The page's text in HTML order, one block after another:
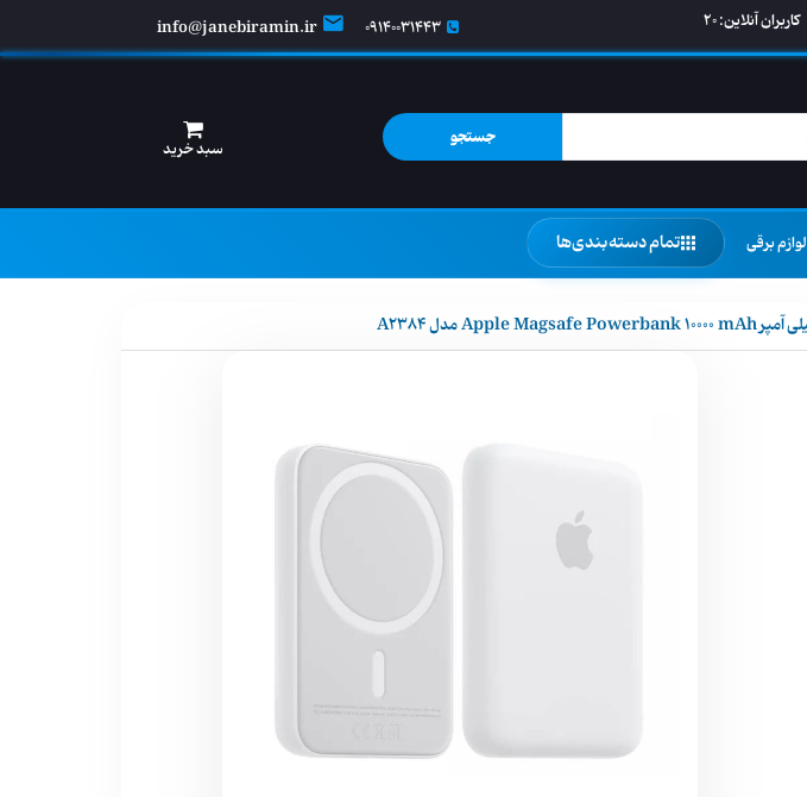
کاربران آنلاین:20
09140031443
info@janebiramin.ir
جستجو
سبد خرید
لوازم برقی تمام دسته‌بندی‌ها